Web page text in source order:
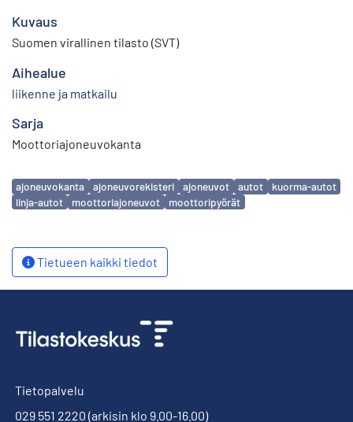
Kuvaus
Suomen virallinen tilasto (SVT)
Aihealue
liikenne ja matkailu
Sarja
Moottoriajoneuvokanta
Avainsanat
ajoneuvokanta ajoneuvorekisteri ajoneuvot autot
kuorma-autot
linja-autot
moottoriajoneuvot moottoripyörät
Tietueen kaikki tiedot
Tietopalvelu
029 551 2220 (arkisin klo 9.00-16.00)